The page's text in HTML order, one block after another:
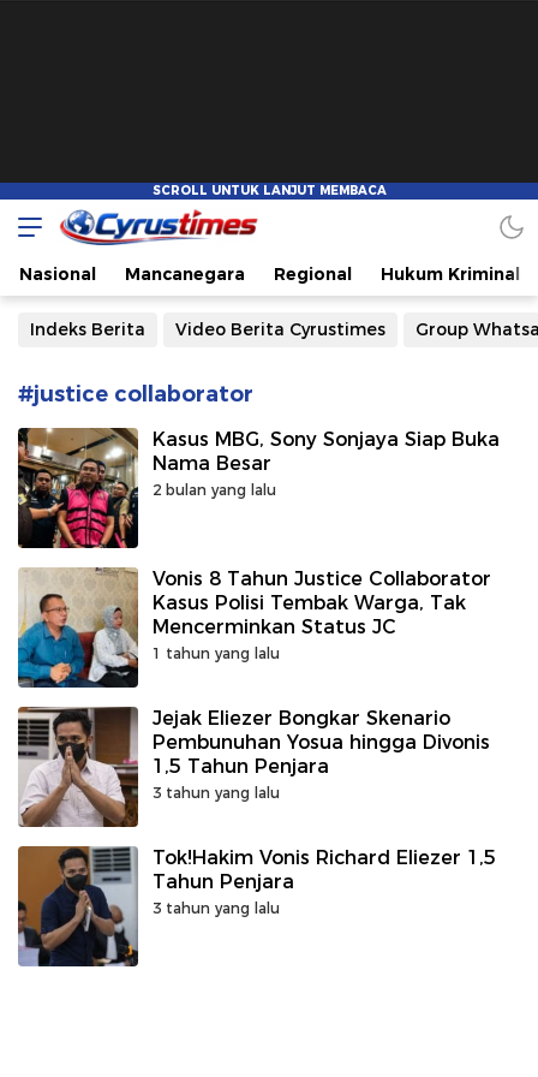
Cyrustimes.com
Cepat Tajam dan Akurat
Nasional Mancanegara Regional Hukum Kriminal
Indeks Berita Video Berita Cyrustimes Group
#justice collaborator
Kasus MBG, Sony Sonjaya Siap Buka
Nama Besar
2 bulan yang lalu
Vonis 8 Tahun Justice Collaborator
Kasus Polisi Tembak Warga, Tak
Mencerminkan Status JC
1 tahun yang lalu
Jejak Eliezer Bongkar Skenario
Pembunuhan Yosua hingga Divonis
1,5 Tahun Penjara
3 tahun yang lalu
Tok!Hakim Vonis Richard Eliezer 1,5
Tahun Penjara
3 tahun yang lalu